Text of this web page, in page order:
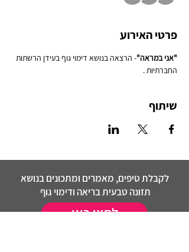
פרטי האירוע
"אני במראה"- הרצאה בנושא דימוי גוף בעידן הרשתות
החברתיות .
שיתוף
לקבלת טיפים, מאמרים ומתכונים בנושא
תזונה טבעית בריאה ודימוי גוף
לחצו כאן